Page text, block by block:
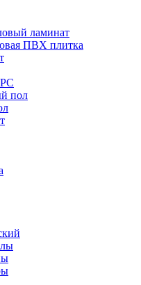
ламинат
ПВХ плитка
пол